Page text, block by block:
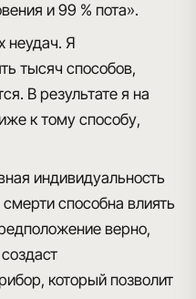
и 99 % пота».
неудач. Я
тысяч способов,
В результате я на
к тому способу,
индивидуальность
способна влиять
верно,
который позволит